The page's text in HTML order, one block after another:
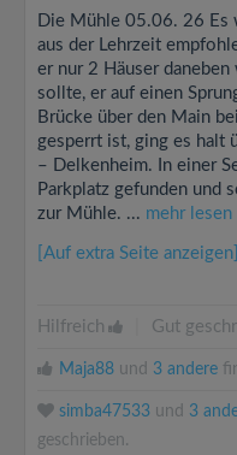
Die Mühle 05.06. 26 Es
aus der Lehrzeit
er nur 2 Häuser
sollte, er auf einen
Brücke über den Main
gesperrt ist, ging es halt
– Delkenheim. In einer
Parkplatz gefunden und
zur Mühle. ... mehr lesen
[Auf extra Seite anzeigen]
Hilfreich Gut
Maja88 und 3 andere
simba47533 und 3
geschrieben.